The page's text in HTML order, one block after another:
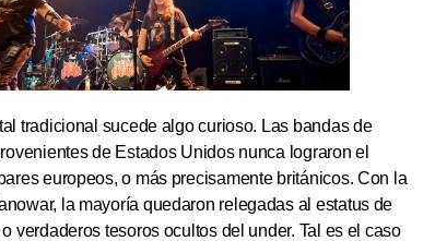
tradicional sucede algo curioso. Las bandas de
de Estados Unidos nunca lograron el
europeos, o más precisamente británicos. Con la
la mayoría quedaron relegadas al estatus de
verdaderos tesoros ocultos del under. Tal es el caso